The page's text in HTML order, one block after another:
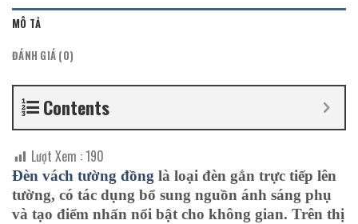
MÔ TẢ
ĐÁNH GIÁ (0)
Contents
Lượt Xem :190
Đèn vách tường đồng là loại đèn gắn trực tiếp lên
tường, có tác dụng bổ sung nguồn ánh sáng phụ
và tạo điểm nhấn nổi bật cho không gian. Trên thị